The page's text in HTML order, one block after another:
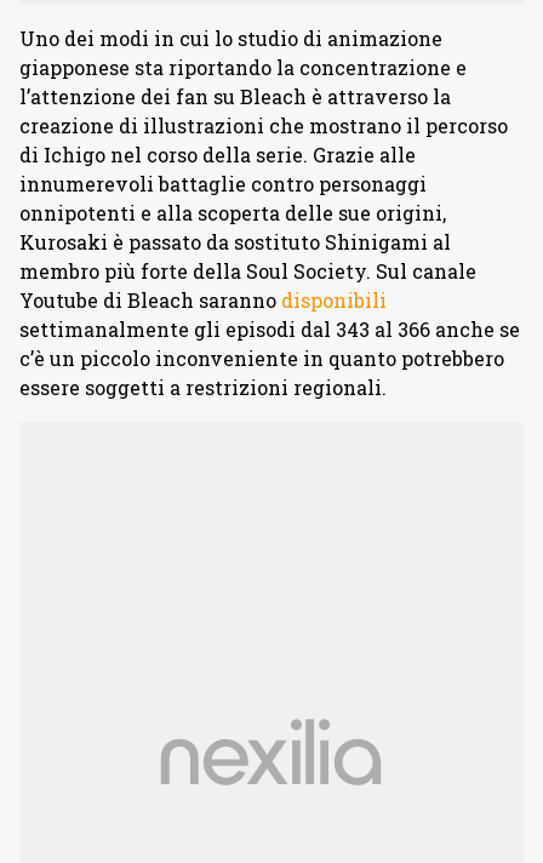
Uno dei modi in cui lo studio di animazione
giapponese sta riportando la concentrazione e
l’attenzione dei fan su Bleach è attraverso la
creazione di illustrazioni che mostrano il percorso
di Ichigo nel corso della serie. Grazie alle
innumerevoli battaglie contro personaggi
onnipotenti e alla scoperta delle sue origini,
Kurosaki è passato da sostituto Shinigami al
membro più forte della Soul Society. Sul canale
Youtube di Bleach saranno disponibili
settimanalmente gli episodi dal 343 al 366 anche se
c’è un piccolo inconveniente in quanto potrebbero
essere soggetti a restrizioni regionali.